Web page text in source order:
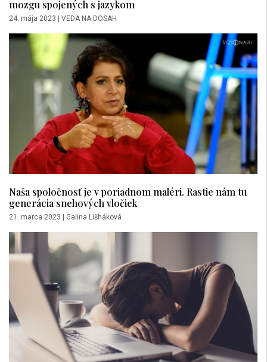
mozgu spojených s jazykom
24. mája 2023 VEDA NA DOSAH
Naša spoločnosť je v poriadnom maléri. Rastie nám tu
generácia snehových vločiek
21. marca 2023 Galina Lišháková